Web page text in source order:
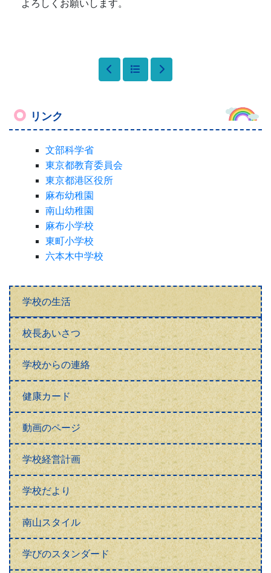
リンク
文部科学省
東京都教育委員会
東京都港区役所
麻布幼稚園
南山幼稚園
麻布小学校
東町小学校
六本木中学校
学校の生活
校長あいさつ
学校からの連絡
健康カード
動画のページ
学校経営計画
学校だより
南山スタイル
学びのスタンダード
よろしくお願いします。